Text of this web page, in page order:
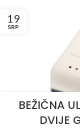
19
SRP
BEŽIČNA
DVIJE